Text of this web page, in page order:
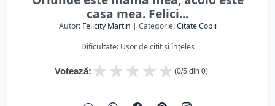
casa mea. Felici...
Autor: Felicity Martin | Categorie:Citate Copii
Dificultate: Ușor de citit și înțeles
Votează: ★
★
★
★
★ (0/5 din 0)